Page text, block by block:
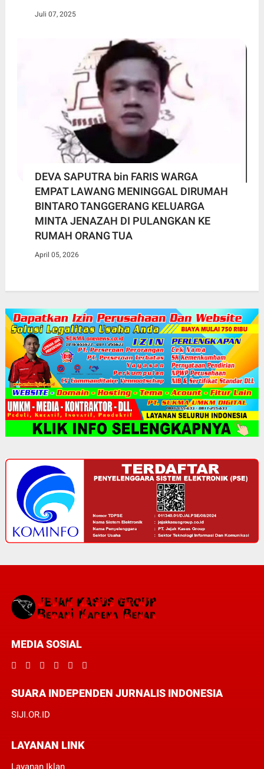
Juli 07, 2025
DEVA SAPUTRA bin FARIS WARGA
EMPAT LAWANG MENINGGAL DIRUMAH
BINTARO TANGGERANG KELUARGA
MINTA JENAZAH DI PULANGKAN KE
RUMAH ORANG TUA
April 05, 2026
MEDIA SOSIAL
SUARA INDEPENDEN JURNALIS INDONESIA
SIJI.OR.ID
LAYANAN LINK
Layanan Iklan